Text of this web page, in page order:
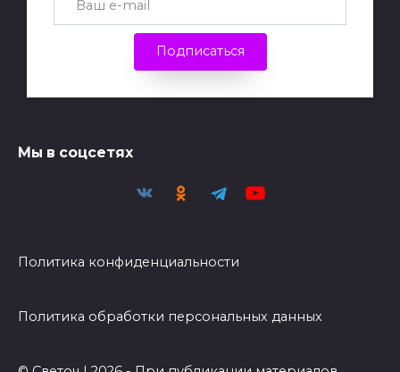
Подписаться
Мы в соцсетях
Политика конфиденциальности
Политика обработки персональных данных